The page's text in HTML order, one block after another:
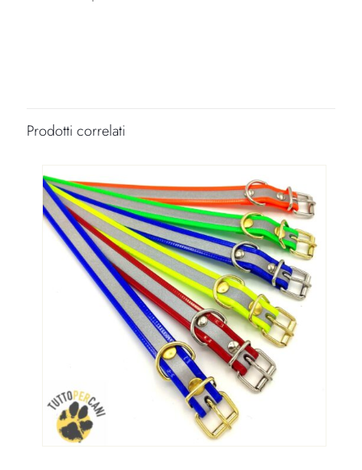
Blu, Viola, Silver, Bianco, Nero
Colore Minuteria
Argento, Oro
Prodotti correlati